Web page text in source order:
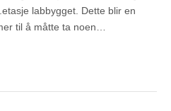
labbygget. Dette blir en
til å måtte ta noen…